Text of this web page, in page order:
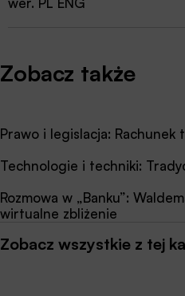
Zobacz także
Prawo i legislacja: Rachunek
Technologie i techniki:
Rozmowa w „Banku”:
wirtualne zbliżenie
Zobacz wszystkie z tej